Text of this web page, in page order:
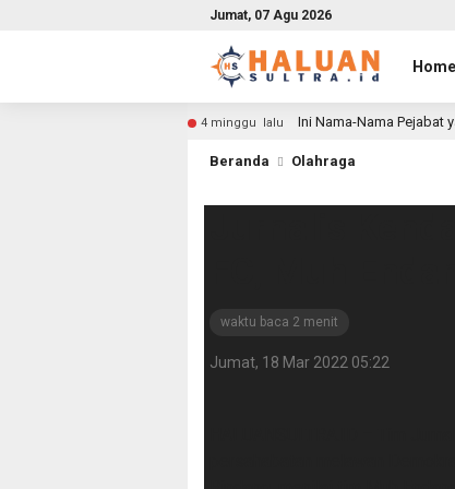
Jumat, 07 Agu 2026
Home
4 minggu lalu Ini Nama-Nama Pejabat
Beranda Olahraga
waktu baca 2 menit
Jumat, 18 Mar 2022 05:22